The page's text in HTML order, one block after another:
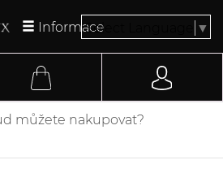
InformaceSelect Language ▼
můžete nakupovat?